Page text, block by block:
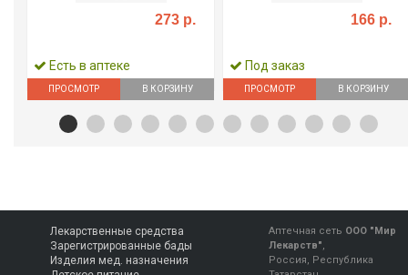
273 р.
Есть в аптеке
ПРОСМОТР В КОРЗИНУ
166 р.
Под заказ
ПРОСМОТР В КОРЗИНУ
Лекарственные средства
Зарегистрированные бады
Изделия мед. назначения
Аптечная сеть ООО "Мир
Лекарств",
Россия, Республика